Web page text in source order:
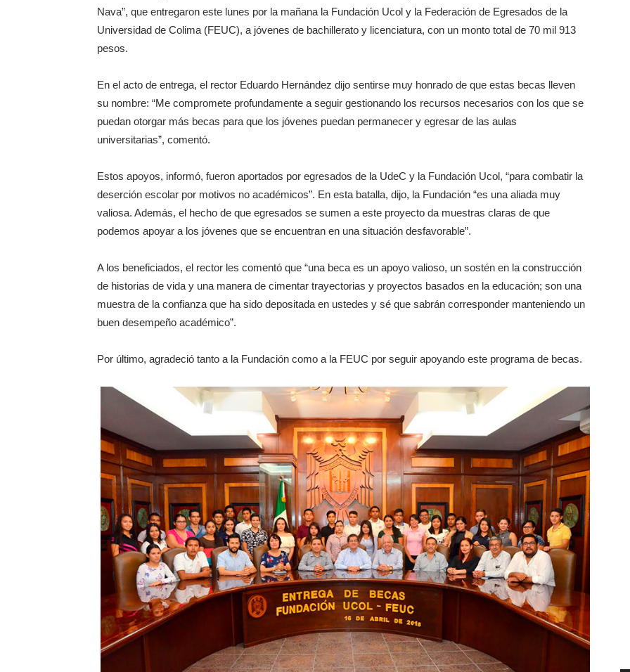
Nava”, que entregaron este lunes por la mañana la Fundación Ucol y la Federación de Egresados de la
Universidad de Colima (FEUC), a jóvenes de bachillerato y licenciatura, con un monto total de 70 mil 913
pesos.
En el acto de entrega, el rector Eduardo Hernández dijo sentirse muy honrado de que estas becas lleven
su nombre: “Me compromete profundamente a seguir gestionando los recursos necesarios con los que se
puedan otorgar más becas para que los jóvenes puedan permanecer y egresar de las aulas
universitarias”, comentó.
Estos apoyos, informó, fueron aportados por egresados de la UdeC y la Fundación Ucol, “para combatir la
deserción escolar por motivos no académicos”. En esta batalla, dijo, la Fundación “es una aliada muy
valiosa. Además, el hecho de que egresados se sumen a este proyecto da muestras claras de que
podemos apoyar a los jóvenes que se encuentran en una situación desfavorable”.
A los beneficiados, el rector les comentó que “una beca es un apoyo valioso, un sostén en la construcción
de historias de vida y una manera de cimentar trayectorias y proyectos basados en la educación; son una
muestra de la confianza que ha sido depositada en ustedes y sé que sabrán corresponder manteniendo un
buen desempeño académico”.
Por último, agradeció tanto a la Fundación como a la FEUC por seguir apoyando este programa de becas.